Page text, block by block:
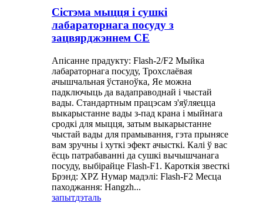
Сістэма мыцця і сушкі
лабараторнага посуду з
зацвярджэннем CE
Апісанне прадукту: Flash-2/F2 Мыйка
лабараторнага посуду, Трохслаёвая
ачышчальная ўстаноўка, Яе можна
падключыць да вадаправоднай і чыстай
вады. Стандартным працэсам з'яўляецца
выкарыстанне вады з-пад крана і мыйнага
сродкі для мыцця, затым выкарыстанне
чыстай вады для прамывання, гэта прынясе
вам зручны і хуткі эфект ачысткі. Калі ў вас
ёсць патрабаванні да сушкі вычышчанага
посуду, выбірайце Flash-F1. Кароткія звесткі
Брэнд: XPZ Нумар мадэлі: Flash-F2 Месца
паходжання: Hangzh...
запытдэталь